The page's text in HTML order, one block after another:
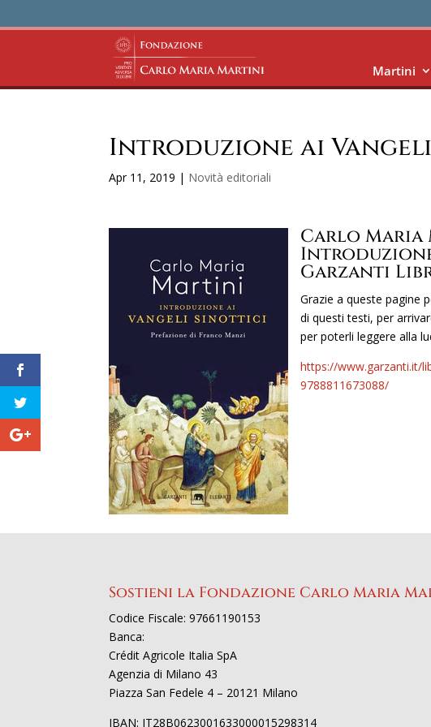
Martini
Introduzione ai
Apr 11, 2019 | Novità editoriali
Carlo Maria
Garzanti
Grazie a queste pagine
di questi testi, per
per poterli leggere alla
https://www.garzanti.it/
9788811673088/
Sostieni la Fondazione Carlo Maria
Codice Fiscale: 97661190153
Banca:
Crédit Agricole Italia SpA
Agenzia di Milano 43
Piazza San Fedele 4 – 20121 Milano
IBAN: IT28B0623001633000015298314